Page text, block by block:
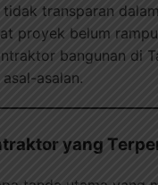
transparan
proyek belum
bangunan di
asalan.
yang